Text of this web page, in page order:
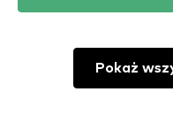
Pokaż